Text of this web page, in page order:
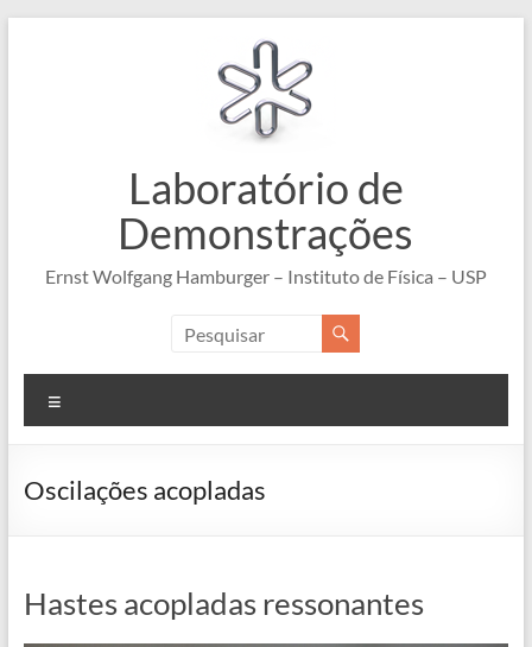
Laboratório de
Demonstrações
Ernst Wolfgang Hamburger – Instituto de Física – USP
Oscilações acopladas
Hastes acopladas ressonantes